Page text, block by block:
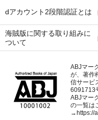
dアカウント2段階認証とは
海賊版に関する取り組みに
ついて
ABJマー
が、著作
信サービ
6091713
ABJマー
の一覧は
→https://